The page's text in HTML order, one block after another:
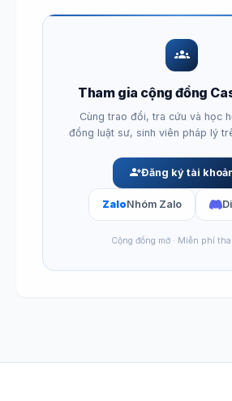
groups
Tham gia cộng đồng
Cùng trao đổi, tra cứu và học
đồng luật sư, sinh viên pháp lý
person_addĐăng ký tài
ZaloNhóm Zalo
Cộng đồng mở · Miễn phí